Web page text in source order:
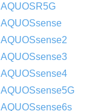
AQUOSR5G
AQUOSsense
AQUOSsense2
AQUOSsense3
AQUOSsense4
AQUOSsense5G
AQUOSsense6s